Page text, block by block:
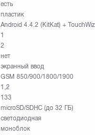
есть
пластик
Android 4.4.2 (KitKat) +
1
2
нет
экранный ввод
GSM 850/900/1800/1900
1,2
133
microSD/SDHC (до 32 ГБ)
светодиодная
моноблок